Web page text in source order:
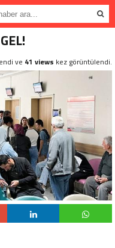
ve 41 views kez görüntülendi.